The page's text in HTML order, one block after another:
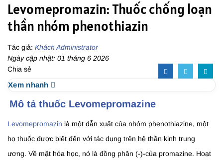
Levomepromazin: Thuốc chống loạn
thần nhóm phenothiazin
Tác giả: Khách Administrator
Ngày cập nhật: 01 tháng 6 2026
Chia sẻ
Xem nhanh
Mô tả thuốc Levomepromazine
Levomepromazin là một dẫn xuất của nhóm phenothiazine, một
họ thuốc được biết đến với tác dụng trên hệ thần kinh trung
ương. Về mặt hóa học, nó là đồng phân (-)-của promazine. Hoạt